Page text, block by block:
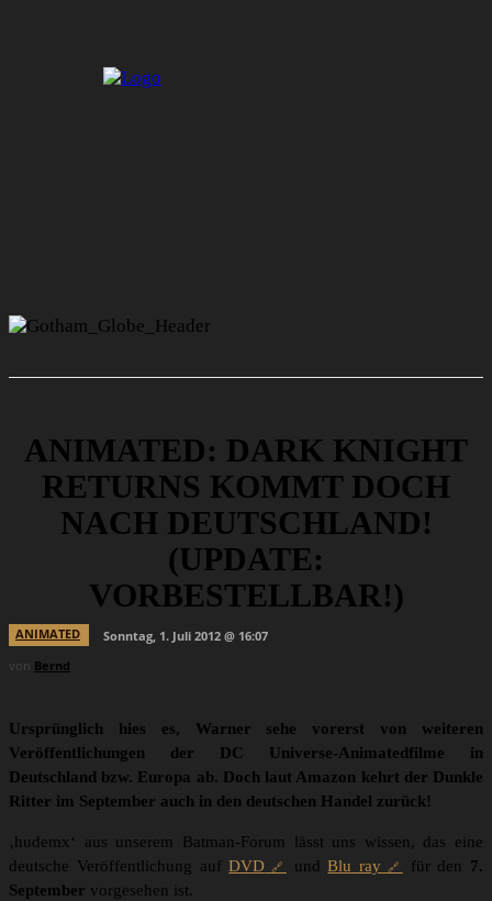
ANIMATED: DARK KNIGHT
RETURNS KOMMT DOCH
NACH DEUTSCHLAND!
(UPDATE:
VORBESTELLBAR!)
ANIMATED
Sonntag, 1. Juli 2012 @ 16:07
von Bernd
Ursprünglich hies es, Warner sehe vorerst von weiteren
Veröffentlichungen der DC Universe-Animatedfilme in
Deutschland bzw. Europa ab. Doch laut Amazon kehrt der Dunkle
Ritter im September auch in den deutschen Handel zurück!
‚hudemx‘ aus unserem Batman-Forum lässt uns wissen, das eine
deutsche Veröffentlichung aufDVD undBlu ray für den 7.
September vorgesehen ist.